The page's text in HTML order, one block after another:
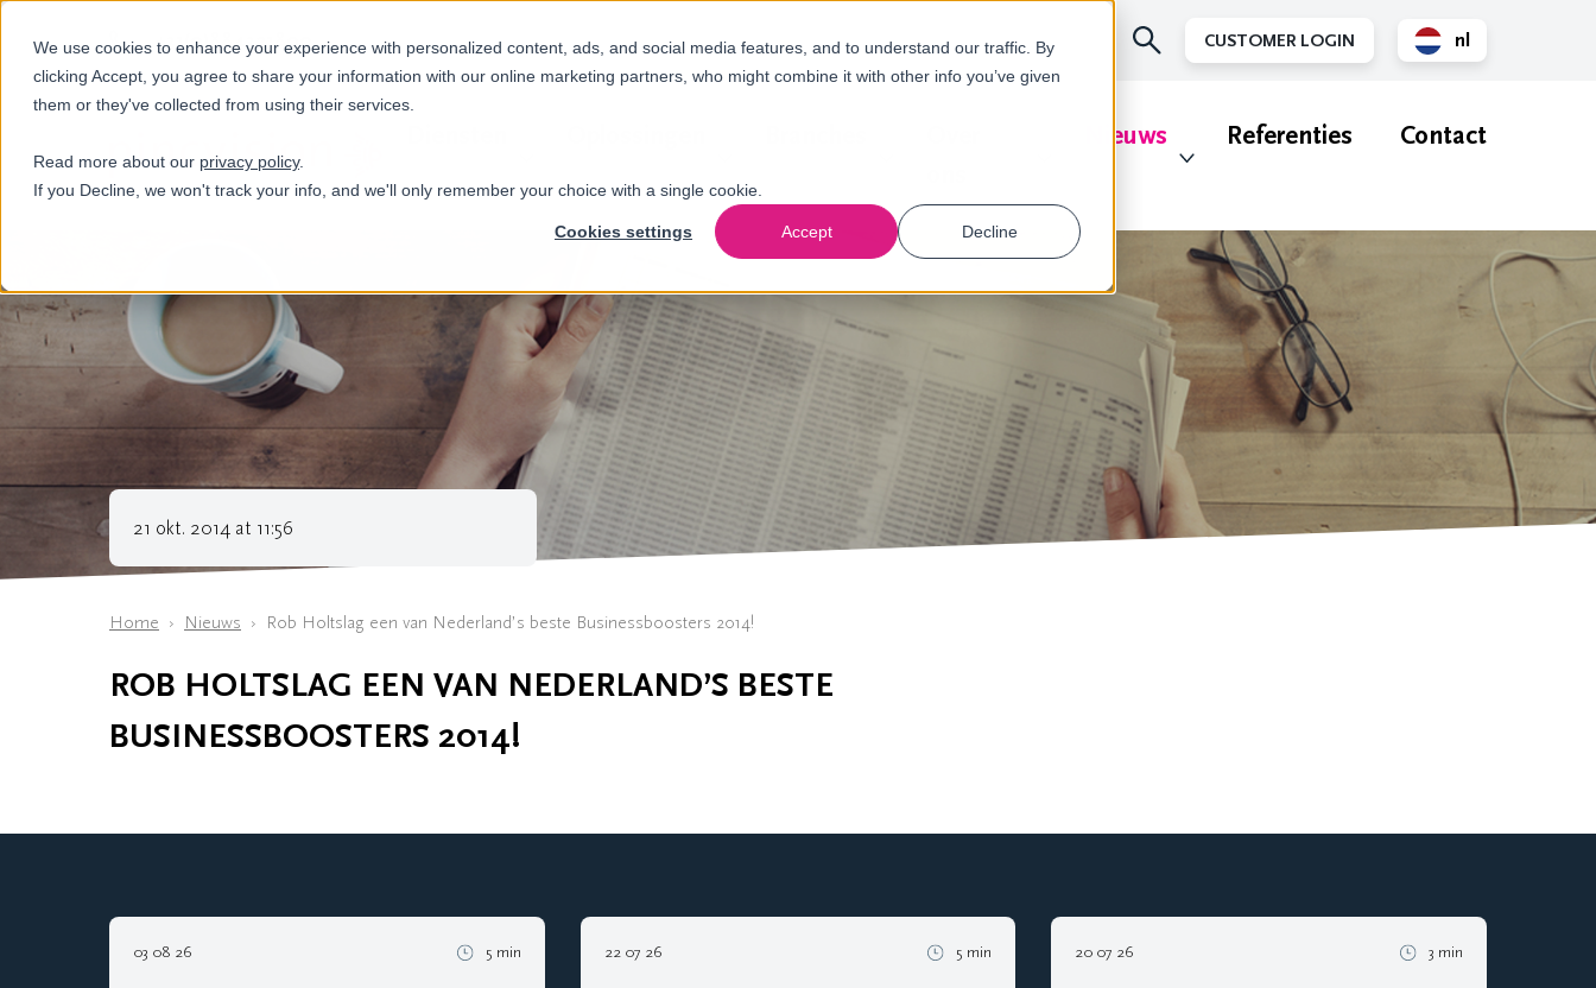
We use cookies to enhance your experience with personalized content, ads, and social media features, and to understand our traffic. By
clicking Accept, you agree to share your information with our online marketing partners, who might combine it with other info you’ve given
them or they've collected from using their services.
Read more about our privacy policy.
If you Decline, we won't track your info, and we'll only remember your choice with a single cookie.
Cookies settings Accept Decline
+31(0)884321800 CUSTOMER LOGIN
nl
Nieuws Referenties Contact
Home Nieuws Rob Holtslag een van Nederland’s beste Businessboosters 2014!
ROB HOLTSLAG EEN VAN NEDERLAND’S BESTE
BUSINESSBOOSTERS 2014!
21 okt. 2014 at 11:56
03 08 26 5 min 22 07 26 5 min 20 07 26 3 min